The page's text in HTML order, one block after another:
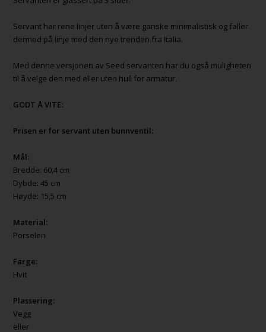
Servant har rene linjer uten å være ganske minimalistisk og faller
dermed på linje med den nye trenden fra Italia.
Med denne versjonen av Seed servanten har du også muligheten
til å velge den med eller uten hull for armatur.
GODT Å VITE:
Prisen er for servant uten bunnventil:
Mål:
Bredde: 60,4 cm
Dybde: 45 cm
Høyde: 15,5 cm
Material:
Porselen
Farge:
Hvit
Plassering:
Vegg
eller